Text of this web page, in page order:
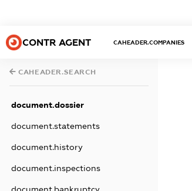
CONTR AGENT CAHEADER.COMPANIES
CAHEADER.SEARCH
document.dossier
document.statements
document.history
document.inspections